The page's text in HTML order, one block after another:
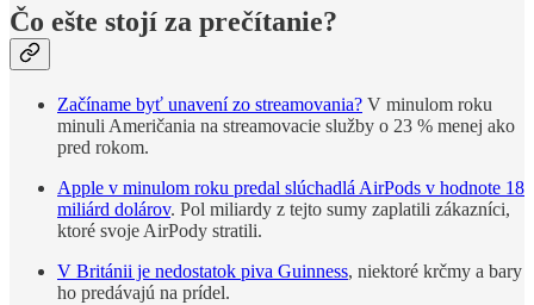
Čo ešte stojí za prečítanie?
Začíname byť unavení zo streamovania? V minulom roku
minuli Američania na streamovacie služby o 23 % menej ako
pred rokom.
Apple v minulom roku predal slúchadlá AirPods v hodnote 18
miliárd dolárov. Pol miliardy z tejto sumy zaplatili zákazníci,
ktoré svoje AirPody stratili.
V Británii je nedostatok piva Guinness, niektoré krčmy a bary
ho predávajú na prídel.